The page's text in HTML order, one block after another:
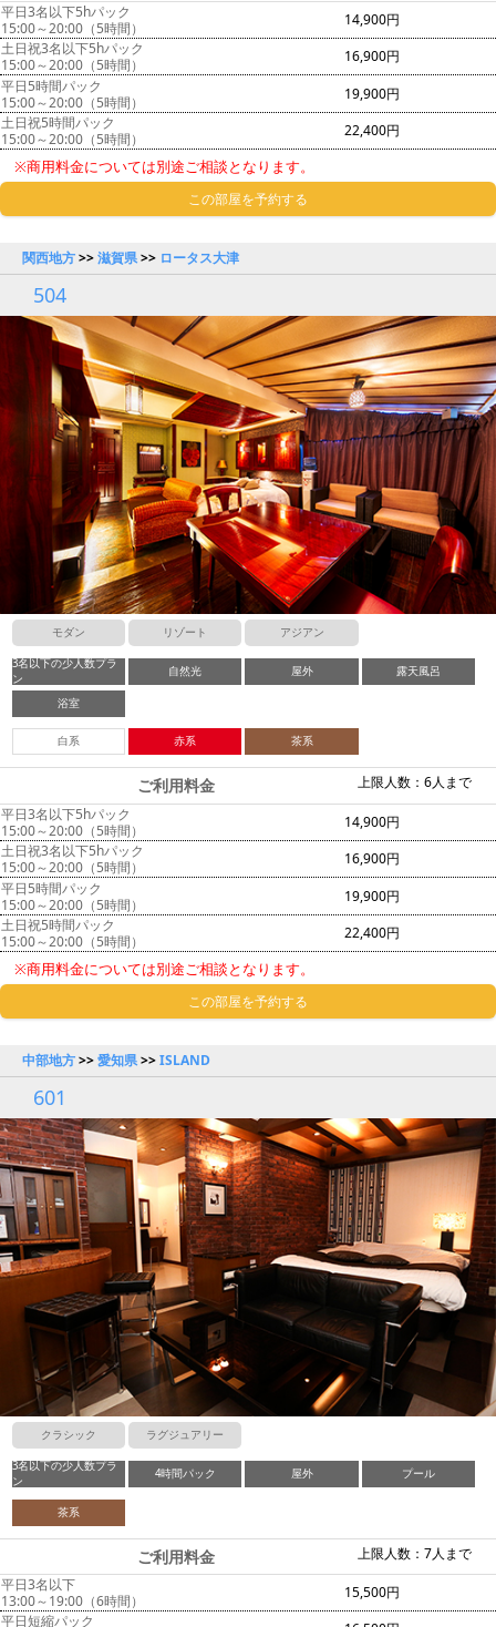
平日3名以下5hパック
15:00～20:00（5時間）
14,900円
土日祝3名以下5hパック
15:00～20:00（5時間）
16,900円
平日5時間パック
15:00～20:00（5時間）
19,900円
土日祝5時間パック
15:00～20:00（5時間）
22,400円
※商用料金については別途ご相談となります。
この部屋を予約する
関西地方>>滋賀県>> ロータス大津
504
モダン リゾート アジアン
3名以下の少人数プラ
ン
自然光 屋外 露天風呂
浴室
白系 赤系 茶系
上限人数：6人まで
ご利用料金
平日3名以下5hパック
15:00～20:00（5時間）
14,900円
土日祝3名以下5hパック
15:00～20:00（5時間）
16,900円
平日5時間パック
15:00～20:00（5時間）
19,900円
土日祝5時間パック
15:00～20:00（5時間）
22,400円
※商用料金については別途ご相談となります。
この部屋を予約する
中部地方>>愛知県>>ISLAND
601
クラシック ラグジュアリー
3名以下の少人数プラ
ン
4時間パック 屋外 プール
茶系
上限人数：7人まで
ご利用料金
平日3名以下
13:00～19:00（6時間）
15,500円
平日短縮パック